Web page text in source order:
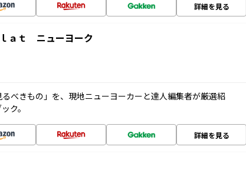
詳細を見る
ａｔ ニューヨーク
るべきもの」を、現地ニューヨーカーと達人編集者が厳選紹
ク。
詳細を見る